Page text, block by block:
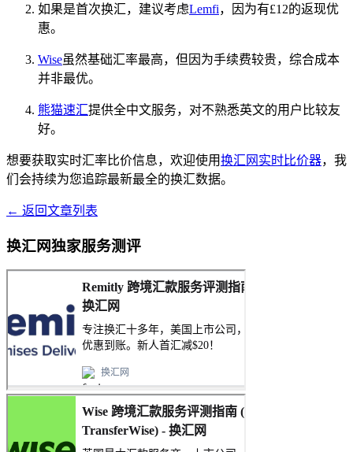
如果是首次换汇，建议考虑Lemfi，因为有£12的返现优
惠。
Wise虽然基础汇率最高，但因为手续费较贵，综合成本
并非最优。
熊猫速汇提供全中文服务，对不熟悉英文的用户比较友
好。
想要获取实时汇率比价信息，欢迎使用换汇网实时比价器，我
们会持续为您追踪最新最全的换汇数据。
← 返回文章列表
换汇网独家服务测评